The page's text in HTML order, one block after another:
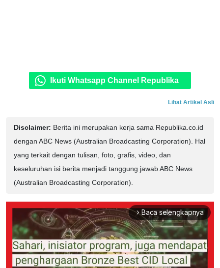
Ikuti Whatsapp Channel Republika
Lihat Artikel Asli
Disclaimer: Berita ini merupakan kerja sama Republika.co.id
dengan ABC News (Australian Broadcasting Corporation). Hal
yang terkait dengan tulisan, foto, grafis, video, dan
keseluruhan isi berita menjadi tanggung jawab ABC News
(Australian Broadcasting Corporation).
arrow_forward_ios Baca selengkapnya